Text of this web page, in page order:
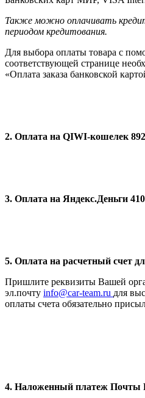
Также можно оплачивать
периодом кредитования.
Для выбора оплаты товара с
соответствующей странице
«Оплата заказа банковской
2. Оплата на QIWI-кошелек
3. Оплата на Яндекс.Деньги
5. Оплата на расчетный счет
Пришлите реквизиты Вашей
эл.почту info@car-team.ru для
оплаты счета обязательно
4. Наложенный платеж Почты